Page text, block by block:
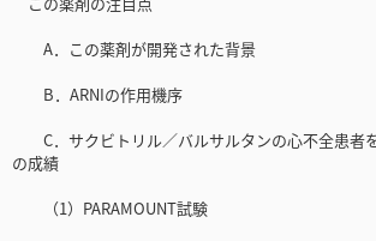
A．この薬剤が開発された背景
B．ARNIの作用機序
C．サクビトリル／バルサルタンの心不全患者
の成績
（1）PARAMOUNT試験